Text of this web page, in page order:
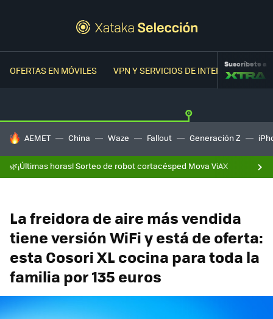
OFERTAS EN MÓVILES VPN Y SERVICIOS DE INTERNETSuscríbete a
HOY SE HABLA DE
AEMET China Waze Fallout Generación Z
🌿¡Últimas horas! Sorteo de robot cortacésped Mova ViAX
La freidora de aire más vendida
tiene versión WiFi y está de oferta:
esta Cosori XL cocina para toda la
familia por 135 euros